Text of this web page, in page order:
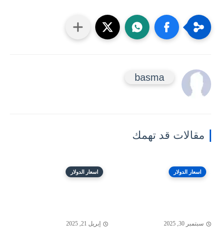
basma
مقالات قد تهمك
اسعار الدولار
سبتمبر 30, 2025
اسعار الدولار
إبريل 21, 2025